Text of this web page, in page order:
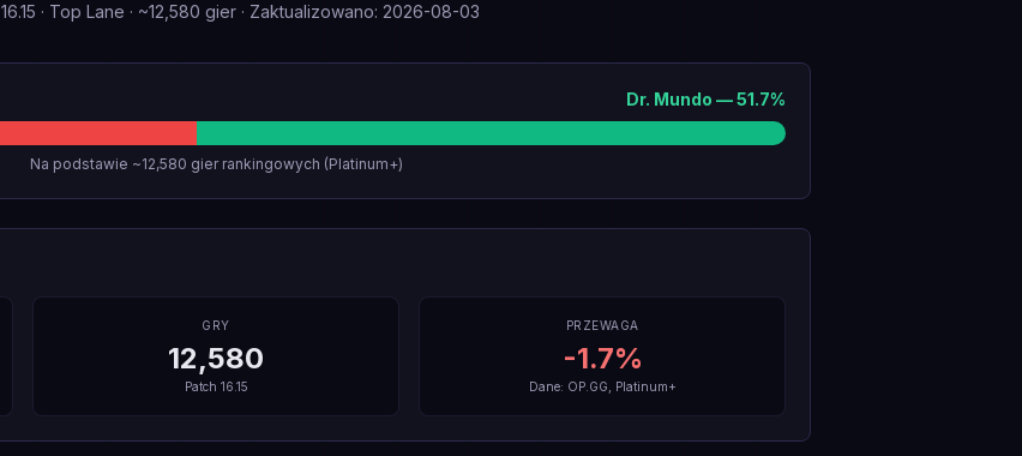
16.15 · Top Lane · ~12,580 gier · Zaktualizowano: 2026-08-03
Dr. Mundo —51.7%
Na podstawie ~12,580 gier rankingowych (Platinum+)
GRY
12,580
Patch 16.15
PRZEWAGA
-1.7%
Dane: OP.GG, Platinum+